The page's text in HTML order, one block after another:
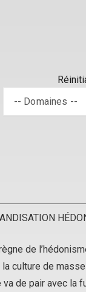
de
culture de
de pair avec la